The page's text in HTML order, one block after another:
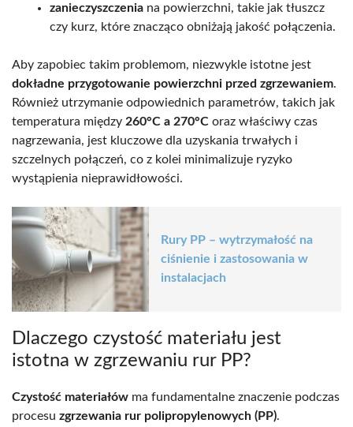
zanieczyszczenia na powierzchni, takie jak tłuszcz
czy kurz, które znacząco obniżają jakość połączenia.
Aby zapobiec takim problemom, niezwykle istotne jest
dokładne przygotowanie powierzchni przed zgrzewaniem.
Również utrzymanie odpowiednich parametrów, takich jak
temperatura między 260°C a 270°C oraz właściwy czas
nagrzewania, jest kluczowe dla uzyskania trwałych i
szczelnych połączeń, co z kolei minimalizuje ryzyko
wystąpienia nieprawidłowości.
Rury PP – wytrzymałość na
ciśnienie i zastosowania w
instalacjach
Dlaczego czystość materiału jest
istotna w zgrzewaniu rur PP?
Czystość materiałów ma fundamentalne znaczenie podczas
procesu zgrzewania rur polipropylenowych (PP).